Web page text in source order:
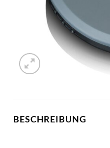
BESCHREIBUNG